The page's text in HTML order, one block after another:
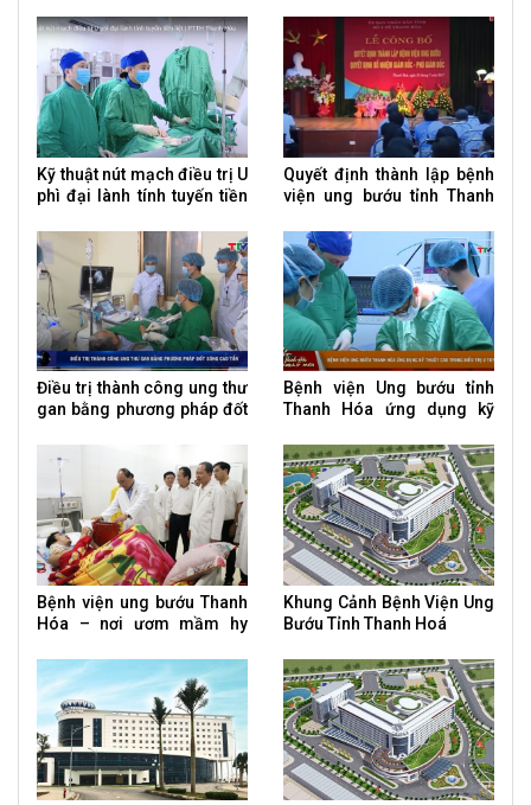
Kỹ thuật nút mạch điều trị U
phì đại lành tính tuyến tiền
Quyết định thành lập bệnh
viện ung bướu tỉnh Thanh
Điều trị thành công ung thư
gan bằng phương pháp đốt
Bệnh viện Ung bướu tỉnh
Thanh Hóa ứng dụng kỹ
tuyến giáp
Bệnh viện ung bướu Thanh
Hóa – nơi ươm mầm hy
Khung Cảnh Bệnh Viện Ung
Bướu Tỉnh Thanh Hoá